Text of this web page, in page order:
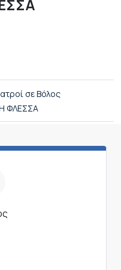
σε Βόλος
ΦΛΕΣΣΑ